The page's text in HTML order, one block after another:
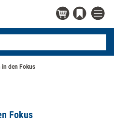
in den Fokus
Fokus